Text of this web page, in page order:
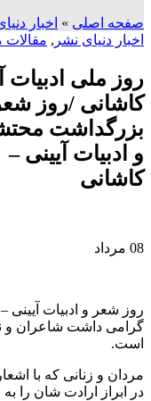
صفحه اصلی » اخبار
اخبار دنیای نشر ,
روز ملی
کاشانی /روز
بزرگداشت
و ادبیات
کاشانی
08 مرداد
روز شعر و ادبیات
گرامی داشت شاعران و
است.
مردان و زنانی که با
در ابراز ارادت شان را